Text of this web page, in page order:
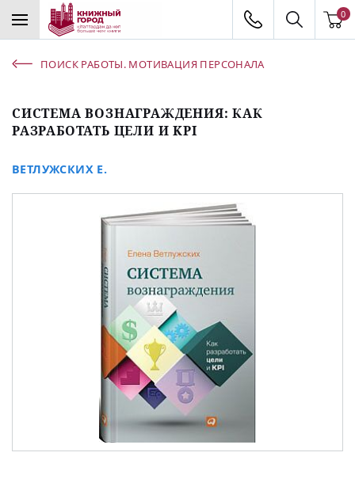
0
ПОИСК РАБОТЫ. МОТИВАЦИЯ ПЕРСОНАЛА
СИСТЕМА ВОЗНАГРАЖДЕНИЯ: КАК
РАЗРАБОТАТЬ ЦЕЛИ И KPI
ВЕТЛУЖСКИХ Е.